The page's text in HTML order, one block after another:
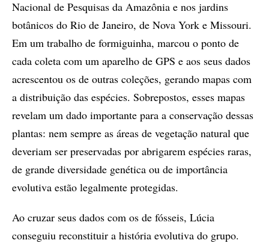
Nacional de Pesquisas da Amazônia e nos jardins
botânicos do Rio de Janeiro, de Nova York e Missouri.
Em um trabalho de formiguinha, marcou o ponto de
cada coleta com um aparelho de GPS e aos seus dados
acrescentou os de outras coleções, gerando mapas com
a distribuição das espécies. Sobrepostos, esses mapas
revelam um dado importante para a conservação dessas
plantas: nem sempre as áreas de vegetação natural que
deveriam ser preservadas por abrigarem espécies raras,
de grande diversidade genética ou de importância
evolutiva estão legalmente protegidas.
Ao cruzar seus dados com os de fósseis, Lúcia
conseguiu reconstituir a história evolutiva do grupo.